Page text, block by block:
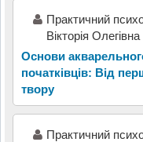
Практичний
Вікторія Олегівна
Основи
початківців: Від
твору
Практичний